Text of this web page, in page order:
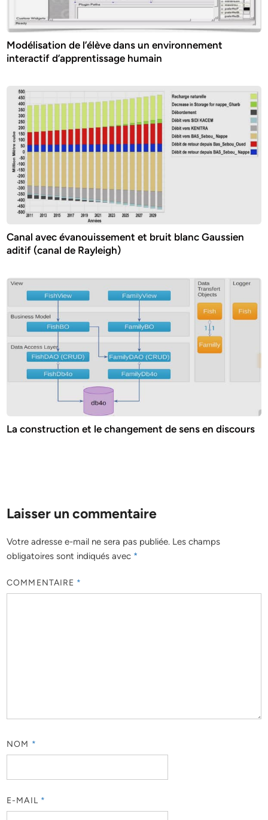
Modélisation de l’élève dans un environnement
interactif d’apprentissage humain
Canal avec évanouissement et bruit blanc Gaussien
aditif (canal de Rayleigh)
La construction et le changement de sens en discours
Laisser un commentaire
Votre adresse e-mail ne sera pas publiée. Les champs
obligatoires sont indiqués avec *
COMMENTAIRE *
NOM *
E-MAIL *